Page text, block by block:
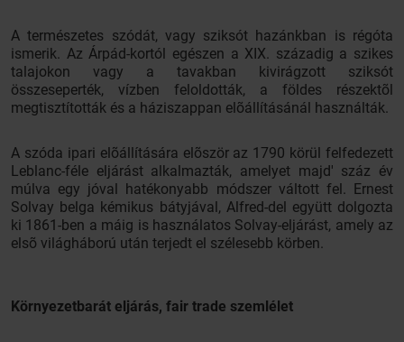
A természetes szódát, vagy sziksót hazánkban is régóta
ismerik. Az Árpád-kortól egészen a XIX. századig a szikes
talajokon vagy a tavakban kivirágzott sziksót
összeseperték, vízben feloldották, a földes részektõl
megtisztították és a háziszappan elõállításánál használták.
A szóda ipari elõállítására elõször az 1790 körül felfedezett
Leblanc-féle eljárást alkalmazták, amelyet majd' száz év
múlva egy jóval hatékonyabb módszer váltott fel. Ernest
Solvay belga kémikus bátyjával, Alfred-del együtt dolgozta
ki 1861-ben a máig is használatos Solvay-eljárást, amely az
elsõ világháború után terjedt el szélesebb körben.
Környezetbarát eljárás, fair trade szemlélet